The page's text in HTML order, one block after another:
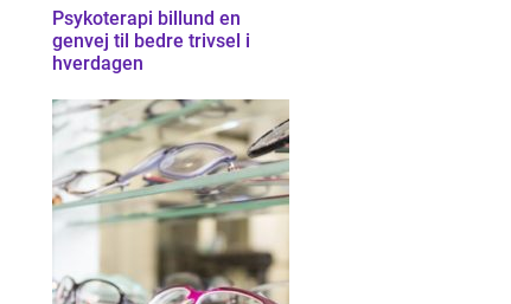
Psykoterapi billund en
genvej til bedre trivsel i
hverdagen